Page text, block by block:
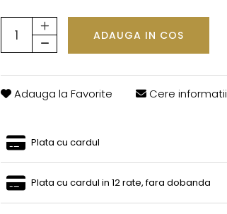
ADAUGA IN COS
Adauga la Favorite Cere informatii
Plata cu cardul
Plata cu cardul in 12 rate, fara dobanda